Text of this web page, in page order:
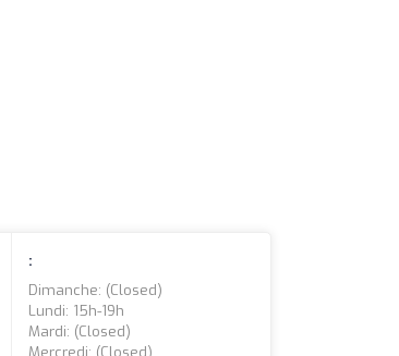
:
Dimanche: (closed)
Lundi: 15h-19h
Mardi: (closed)